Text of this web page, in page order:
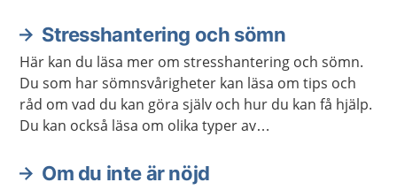
Stresshantering och sömn
Här kan du läsa mer om stresshantering och sömn.
Du som har sömnsvårigheter kan läsa om tips och
råd om vad du kan göra själv och hur du kan få hjälp.
Du kan också läsa om olika typer av
avslappningsövningar.
Om du inte är nöjd